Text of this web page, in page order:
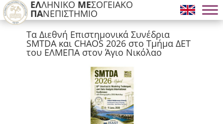
ΕΛΛΗΝΙΚΟ ΜΕΣΟΓΕΙΑΚΟ
ΠΑΝΕΠΙΣΤΗΜΙΟ
Tα Διεθνή Επιστημονικά Συνέδρια
SMTDA και CHAOS 2026 στο Τμήμα ΔΕΤ
του ΕΛΜΕΠΑ στον Άγιο Νικόλαο